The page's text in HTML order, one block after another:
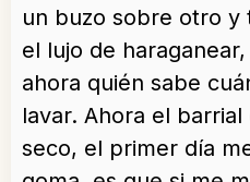
un buzo sobre otro y
el lujo de
ahora quién sabe
lavar. Ahora el
seco, el primer día